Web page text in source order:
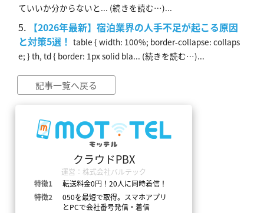
ていいか分からないと... (続きを読む…)...
【2026年最新】宿泊業界の人手不足が起こる原因
と対策5選！ table { width: 100%; border-collapse: collaps
e; } th, td { border: 1px solid bla... (続きを読む…)...
記事一覧へ戻る
クラウドPBX
運営：株式会社バルテック
特徴1
転送料金0円！20人に同時着信！
特徴2
050を最短で取得。スマホアプリ
とPCで会社番号発信・着信